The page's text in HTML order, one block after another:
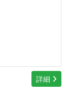
詳細